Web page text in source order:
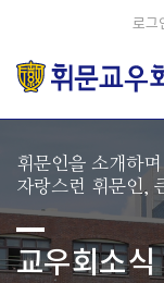
로그
휘문인을 소개하
자랑스런 휘문인,
교우회소식